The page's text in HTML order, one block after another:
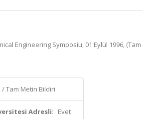
Engineering Symposiu, 01 Eylül 1996, (Tam
/ Tam Metin Bildiri
Adresli: Evet